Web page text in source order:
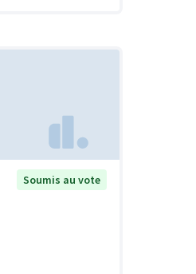
Soumis au vote